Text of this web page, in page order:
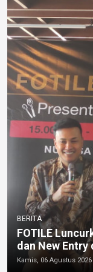
BERITA
FOTILE
dan New Entry
Kamis, 06 Agustus 2026